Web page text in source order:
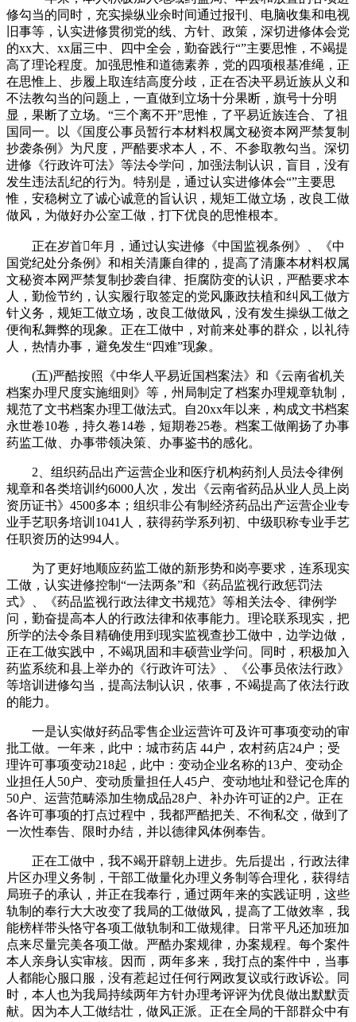
修勾当的同时，充实操纵业余时间通过报刊、电脑收集和电视
旧事等，认实进修贯彻党的线、方针、政策，深切进修体会党
的xx大、xx届三中、四中全会，勤奋践行“”主要思惟，不竭提
高了理论程度。加强思惟和道德素养，党的四项根基准绳，正
在思惟上、步履上取连结高度分歧，正在否决平易近族从义和
不法教勾当的问题上，一直做到立场十分果断，旗号十分明
显，果断了立场。“三个离不开”思惟，了平易近族连合、了祖
国同一。以《国度公事员暂行本材料权属文秘资本网严禁复制
抄袭条例》为尺度，严酷要求本人，不、不参取教勾当。深切
进修《行政许可法》等法令学问，加强法制认识，盲目，没有
发生违法乱纪的行为。特别是，通过认实进修体会“”主要思
惟，安稳树立了诚心诚意的旨认识，规矩工做立场，改良工做
做风，为做好办公室工做，打下优良的思惟根本。
正在岁首年月，通过认实进修《中国监视条例》、《中
国党纪处分条例》和相关清廉自律的，提高了清廉本材料权属
文秘资本网严禁复制抄袭自律、拒腐防变的认识，严酷要求本
人，勤俭节约，认实履行取签定的党风廉政扶植和纠风工做方
针义务，规矩工做立场，改良工做做风，没有发生操纵工做之
便徇私舞弊的现象。正在工做中，对前来处事的群众，以礼待
人，热情办事，避免发生“四难”现象。
(五)严酷按照《中华人平易近国档案法》和《云南省机关
档案办理尺度实施细则》等，州局制定了档案办理规章轨制，
规范了文书档案办理工做法式。自20xx年以来，构成文书档案
永世卷10卷，持久卷14卷，短期卷25卷。档案工做阐扬了办事
药监工做、办事带领决策、办事鉴书的感化。
2、组织药品出产运营企业和医疗机构药剂人员法令律例
规章和各类培训约6000人次，发出《云南省药品从业人员上岗
资历证书》4500多本；组织非公有制经济药品出产运营企业专
业手艺职务培训1041人，获得药学系列初、中级职称专业手艺
任职资历的达994人。
为了更好地顺应药监工做的新形势和岗亭要求，连系现实
工做，认实进修控制“一法两条”和《药品监视行政惩罚法
式》、《药品监视行政法律文书规范》等相关法令、律例学
问，勤奋提高本人的行政法律和依事能力。理论联系现实，把
所学的法令条目精确使用到现实监视查抄工做中，边学边做，
正在工做实践中，不竭巩固和丰硕营业学问。同时，积极加入
药监系统和县上举办的《行政许可法》、《公事员依法行政》
等培训进修勾当，提高法制认识，依事，不竭提高了依法行政
的能力。
一是认实做好药品零售企业运营许可及许可事项变动的审
批工做。一年来，此中：城市药店 44户，农村药店24户；受
理许可事项变动218起，此中：变动企业名称的13户、变动企
业担任人50户、变动质量担任人45户、变动地址和登记仓库的
50户、运营范畴添加生物成品28户、补办许可证的2户。正在
各许可事项的打点过程中，我都严酷把关、不徇私交，做到了
一次性奉告、限时办结，并以德律风体例奉告。
正在工做中，我不竭开辟朝上进步。先后提出，行政法律
片区办理义务制，干部工做量化办理义务制等合理化，获得结
局班子的承认，并正在我奉行，通过两年来的实践证明，这些
轨制的奉行大大改变了我局的工做做风，提高了工做效率，我
能榜样带头恪守各项工做轨制和工做规律。日常平凡还加班加
点来尽量完美各项工做。严酷办案规律，办案规程。每个案件
本人亲身认实审核。因而，两年多来，我打点的案件中，当事
人都能心服口服，没有惹起过任何行网政复议或行政诉讼。同
时，本人也为我局持续两年方针办理考评评为优良做出默默贡
献。因为本人工做结壮，做风正派。正在全局的干部群众中有